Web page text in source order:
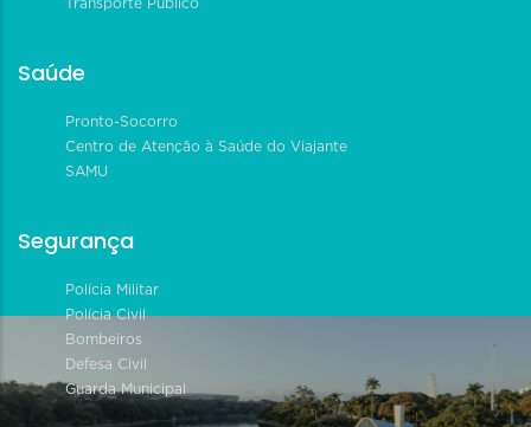
Transporte Público
Saúde
Pronto-Socorro
Centro de Atenção à Saúde do Viajante
SAMU
Segurança
Polícia Militar
Polícia Civil
Bombeiros
Defesa Civil
Guarda Municipal